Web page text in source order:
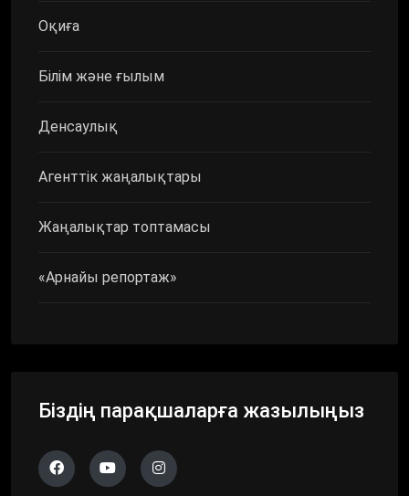
Оқиға
Білім және ғылым
Денсаулық
Агенттік жаңалықтары
Жаңалықтар топтамасы
«Арнайы репортаж»
Біздің парақшаларға жазылыңыз